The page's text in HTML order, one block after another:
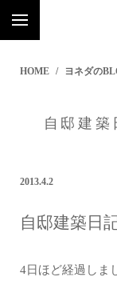
HOME ヨネダの
自邸建
2013.4.2
自邸建築
4日ほど経過しま